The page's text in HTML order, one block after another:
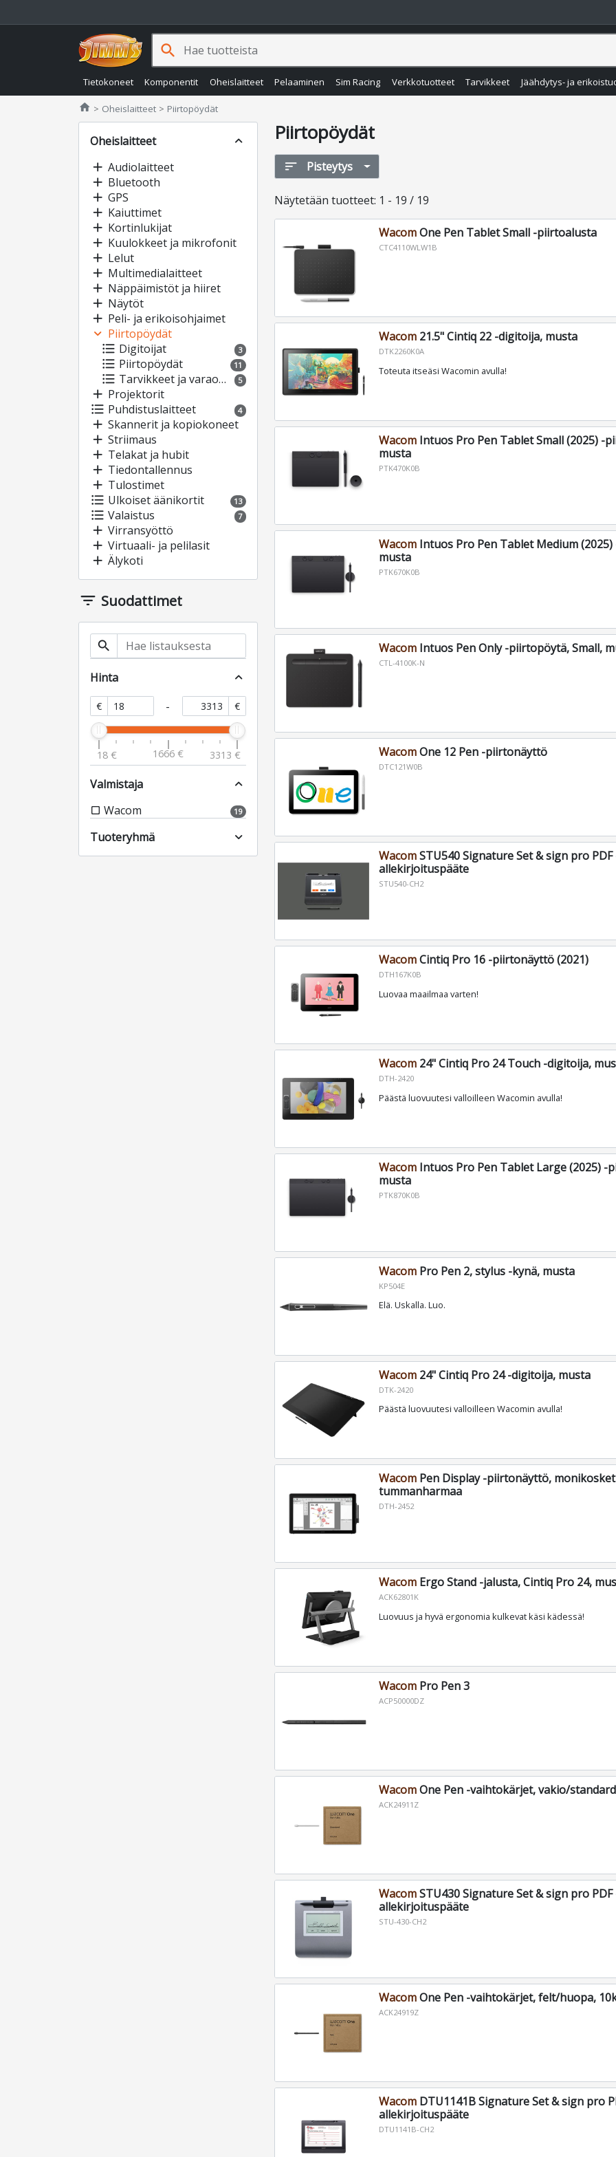
Tietokoneet Komponentit Oheislaitteet Pelaaminen Sim Racing Verkkotuotteet Tarvikkeet Jäähdytys- ja
search
home Jimms.fi
Oheislaitteet Piirtopöydät
Oheislaitteet
expand_less
add Audiolaitteet
add Bluetooth
add GPS
add Kaiuttimet
add Kortinlukijat
add Kuulokkeet ja mikrofonit
add Lelut
add Multimedialaitteet
add Näppäimistöt ja hiiret
add Näytöt
add Peli- ja erikoisohjaimet
expand_more Piirtopöydät
format_list_bulleted Digitoijat 3
format_list_bulleted Piirtopöydät 11
format_list_bulleted Tarvikkeet ja varaosat 5
add Projektorit
format_list_bulleted Puhdistuslaitteet 4
add Skannerit ja kopiokoneet
add Striimaus
add Telakat ja hubit
add Tiedontallennus
add Tulostimet
format_list_bulleted Ulkoiset äänikortit 13
format_list_bulleted Valaistus 7
add Virransyöttö
add Virtuaali- ja pelilasit
add Älykoti
filter_list Suodattimet
search
Hinta expand_less
€ - €
18 € 1666 € 3313 €
Valmistaja expand_less
check_box_outline_blank Wacom 19
Tuoteryhmä expand_more
Piirtopöydät
sort Pisteytys
Näytetään tuotteet: 1 - 19 / 19
WacomOne Pen Tablet Small -piirtoalusta
CTC4110WLW1B
Wacom21.5" Cintiq 22 -digitoija, musta
DTK2260K0A
Toteuta itseäsi Wacomin avulla!
WacomIntuos Pro Pen Tablet Small (2025) -
musta
PTK470K0B
WacomIntuos Pro Pen Tablet Medium
musta
PTK670K0B
WacomIntuos Pen Only -piirtopöytä, Small,
CTL-4100K-N
WacomOne 12 Pen -piirtonäyttö
DTC121W0B
WacomSTU540 Signature Set & sign pro PDF
allekirjoituspääte
STU540-CH2
WacomCintiq Pro 16 -piirtonäyttö (2021)
DTH167K0B
Luovaa maailmaa varten!
Wacom24" Cintiq Pro 24 Touch -digitoija,
DTH-2420
Päästä luovuutesi valloilleen Wacomin avulla!
WacomIntuos Pro Pen Tablet Large (2025) -
musta
PTK870K0B
WacomPro Pen 2, stylus -kynä, musta
KP504E
Elä. Uskalla. Luo.
Wacom24" Cintiq Pro 24 -digitoija, musta
DTK-2420
Päästä luovuutesi valloilleen Wacomin avulla!
WacomPen Display -piirtonäyttö,
tummanharmaa
DTH-2452
WacomErgo Stand -jalusta, Cintiq Pro 24,
ACK62801K
Luovuus ja hyvä ergonomia kulkevat käsi kädessä!
WacomPro Pen 3
ACP50000DZ
WacomOne Pen -vaihtokärjet, vakio/
ACK24911Z
WacomSTU430 Signature Set & sign pro PDF
allekirjoituspääte
STU-430-CH2
WacomOne Pen -vaihtokärjet, felt/huopa,
ACK24919Z
WacomDTU1141B Signature Set & sign pro
allekirjoituspääte
DTU1141B-CH2